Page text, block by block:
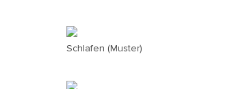
Schlafen (Muster)